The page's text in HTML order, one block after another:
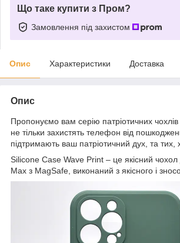
Що таке купити з Пром?
Замовлення під захистом
Опис Характеристики Доставка
Опис
Пропонуємо вам серію патріотичних
не тільки захистять телефон від
підтримають ваш патріотичний дух, та тих,
Silicone Case Wave Print – це якісний чохол
Max з MagSafe, виконаний з якісного і